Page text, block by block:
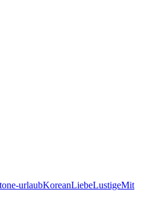
urlaubKoreanLiebeLustigeMit